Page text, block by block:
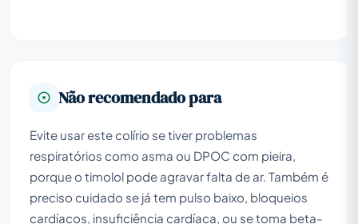
Não recomendado para
Evite usar este colírio se tiver problemas
respiratórios como asma ou DPOC com pieira,
porque o timolol pode agravar falta de ar. Também é
preciso cuidado se já tem pulso baixo, bloqueios
cardíacos, insuficiência cardíaca, ou se toma beta-